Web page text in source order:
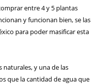
entre 4 y 5 plantas
y funcionan bien, se las
para poder masificar esta
naturales, y una de las
que la cantidad de agua que